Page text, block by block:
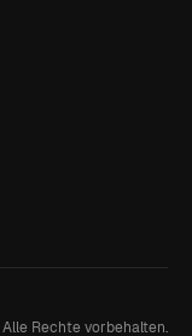
Alle Rechte vorbehalten.